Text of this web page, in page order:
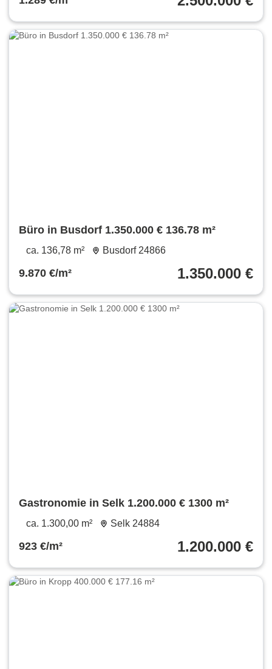
Büro in Busdorf 1.350.000 € 136.78 m²
ca. 136,78 m² Busdorf 24866
9.870 €/m² 1.350.000 €
Gastronomie in Selk 1.200.000 € 1300 m²
ca. 1.300,00 m² Selk 24884
923 €/m² 1.200.000 €